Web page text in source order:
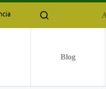
Blog